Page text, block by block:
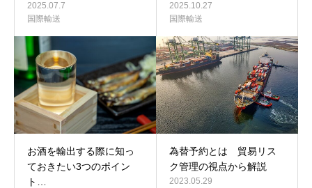
2025.07.7
国際輸送
2025.10.27
国際輸送
お酒を輸出する際に知っ
ておきたい3つのポイン
ト…
為替予約とは 貿易リス
ク管理の視点から解説
2023.05.29